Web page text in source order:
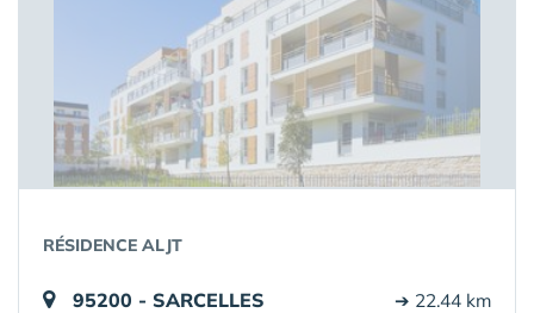
RÉSIDENCE ALJT
95200 - SARCELLES ➔ 22.44 km